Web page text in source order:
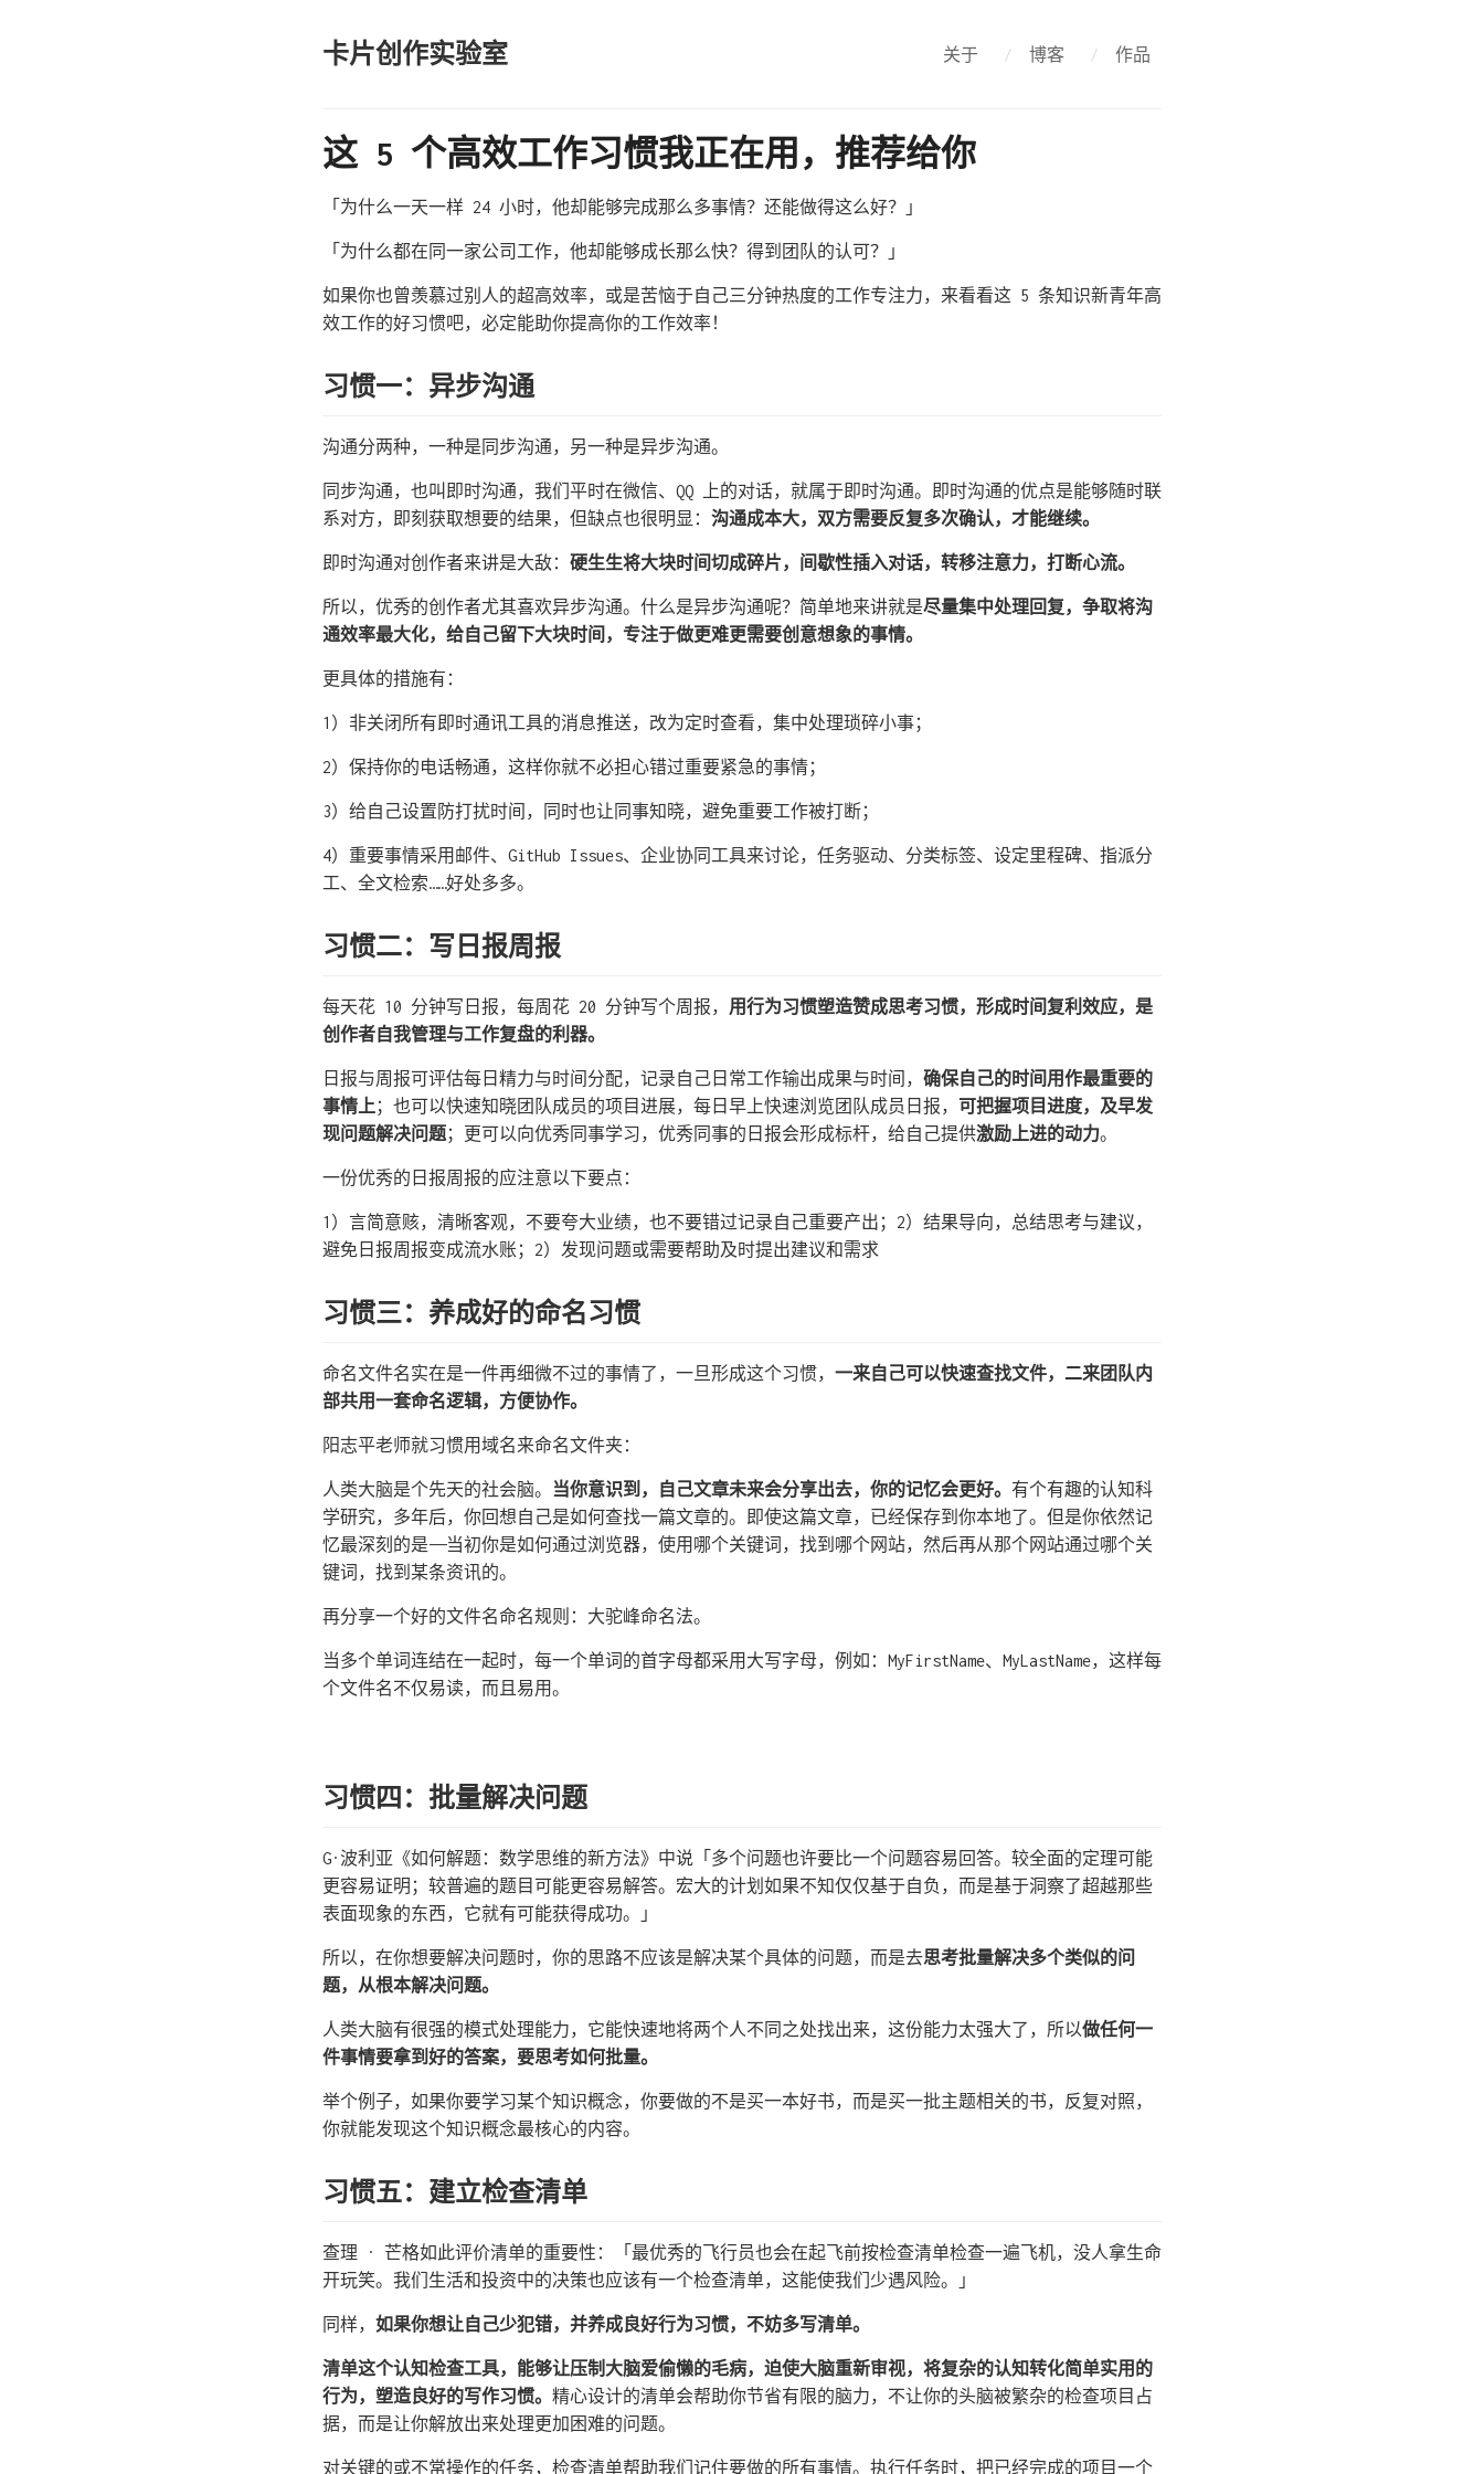
卡片创作实验室 关于 / 博客 / 作品
这 5 个高效工作习惯我正在用，推荐给你
「为什么一天一样 24 小时，他却能够完成那么多事情？还能做得这么好？」
「为什么都在同一家公司工作，他却能够成长那么快？得到团队的认可？」
如果你也曾羡慕过别人的超高效率，或是苦恼于自己三分钟热度的工作专注力，来看看这 5 条知识新青年高
效工作的好习惯吧，必定能助你提高你的工作效率！
习惯一：异步沟通
沟通分两种，一种是同步沟通，另一种是异步沟通。
同步沟通，也叫即时沟通，我们平时在微信、QQ 上的对话，就属于即时沟通。即时沟通的优点是能够随时联
系对方，即刻获取想要的结果，但缺点也很明显： 沟通成本大，双方需要反复多次确认，才能继续。
即时沟通对创作者来讲是大敌： 硬生生将大块时间切成碎片，间歇性插入对话，转移注意力，打断心流。
所以，优秀的创作者尤其喜欢异步沟通。什么是异步沟通呢？简单地来讲就是尽量集中处理回复，争取将沟
通效率最大化，给自己留下大块时间，专注于做更难更需要创意想象的事情。
更具体的措施有：
1）非关闭所有即时通讯工具的消息推送，改为定时查看，集中处理琐碎小事；
2）保持你的电话畅通，这样你就不必担心错过重要紧急的事情；
3）给自己设置防打扰时间，同时也让同事知晓，避免重要工作被打断；
4）重要事情采用邮件、GitHub Issues、企业协同工具来讨论，任务驱动、分类标签、设定里程碑、指派分
工、全文检索……好处多多。
习惯二：写日报周报
每天花 10 分钟写日报，每周花 20 分钟写个周报， 用行为习惯塑造赞成思考习惯，形成时间复利效应，是
创作者自我管理与工作复盘的利器。
日报与周报可评估每日精力与时间分配，记录自己日常工作输出成果与时间， 确保自己的时间用作最重要的
事情上 ；也可以快速知晓团队成员的项目进展，每日早上快速浏览团队成员日报， 可把握项目进度，及早发
现问题解决问题；更可以向优秀同事学习，优秀同事的日报会形成标杆，给自己提供激励上进的动力。
一份优秀的日报周报的应注意以下要点：
1）言简意赅，清晰客观，不要夸大业绩，也不要错过记录自己重要产出；2）结果导向，总结思考与建议，
避免日报周报变成流水账；2）发现问题或需要帮助及时提出建议和需求
习惯三：养成好的命名习惯
命名文件名实在是一件再细微不过的事情了，一旦形成这个习惯， 一来自己可以快速查找文件，二来团队内
部共用一套命名逻辑，方便协作。
阳志平老师就习惯用域名来命名文件夹：
人类大脑是个先天的社会脑。 当你意识到，自己文章未来会分享出去，你的记忆会更好。 有个有趣的认知科
学研究，多年后，你回想自己是如何查找一篇文章的。即使这篇文章，已经保存到你本地了。但是你依然记
忆最深刻的是——当初你是如何通过浏览器，使用哪个关键词，找到哪个网站，然后再从那个网站通过哪个关
键词，找到某条资讯的。
再分享一个好的文件名命名规则：大驼峰命名法。
当多个单词连结在一起时，每一个单词的首字母都采用大写字母，例如：MyFirstName、MyLastName，这样每
个文件名不仅易读，而且易用。
习惯四：批量解决问题
G·波利亚《如何解题：数学思维的新方法》中说「多个问题也许要比一个问题容易回答。较全面的定理可能
更容易证明；较普遍的题目可能更容易解答。宏大的计划如果不知仅仅基于自负，而是基于洞察了超越那些
表面现象的东西，它就有可能获得成功。」
所以，在你想要解决问题时，你的思路不应该是解决某个具体的问题，而是去思考批量解决多个类似的问
题，从根本解决问题。
人类大脑有很强的模式处理能力，它能快速地将两个人不同之处找出来，这份能力太强大了，所以做任何一
件事情要拿到好的答案，要思考如何批量。
举个例子，如果你要学习某个知识概念，你要做的不是买一本好书，而是买一批主题相关的书，反复对照，
你就能发现这个知识概念最核心的内容。
习惯五：建立检查清单
查理 · 芒格如此评价清单的重要性：「最优秀的飞行员也会在起飞前按检查清单检查一遍飞机，没人拿生命
开玩笑。我们生活和投资中的决策也应该有一个检查清单，这能使我们少遇风险。」
同样， 如果你想让自己少犯错，并养成良好行为习惯，不妨多写清单。
清单这个认知检查工具，能够让压制大脑爱偷懒的毛病，迫使大脑重新审视，将复杂的认知转化简单实用的
行为，塑造良好的写作习惯。 精心设计的清单会帮助你节省有限的脑力，不让你的头脑被繁杂的检查项目占
据，而是让你解放出来处理更加困难的问题。
对关键的或不常操作的任务，检查清单帮助我们记住要做的所有事情。执行任务时，把已经完成的项目一个